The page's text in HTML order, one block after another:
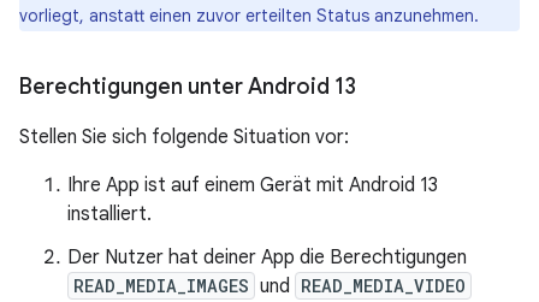
vorliegt, anstatt einen zuvor erteilten Status anzunehmen.
Berechtigungen unter Android 13
Stellen Sie sich folgende Situation vor:
Ihre App ist auf einem Gerät mit Android 13
installiert.
Der Nutzer hat deiner App die Berechtigungen
READ_MEDIA_IMAGES und READ_MEDIA_VIDEO